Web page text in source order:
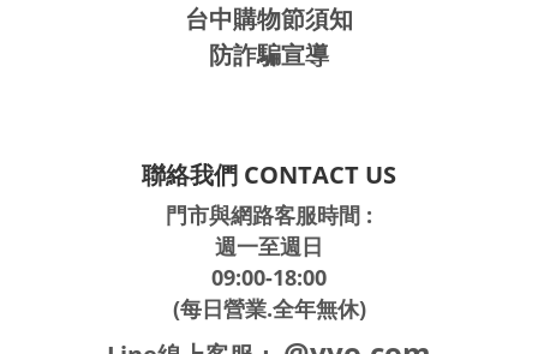
台中購物節須知
防詐騙宣導
聯絡我們 CONTACT US
門市與網路客服時間 :
週一至週日
09:00-18:00
(每日營業.全年無休)